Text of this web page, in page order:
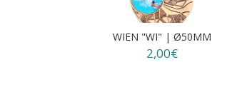
WIEN "WI" | Ø50MM
2,00€